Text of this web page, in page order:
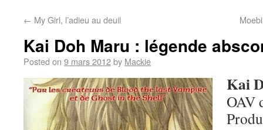
← My Girl, l’adieu au deuil
Kai Doh Maru : légende
Posted on 9 mars 2012by Mackie
Kai
OAV